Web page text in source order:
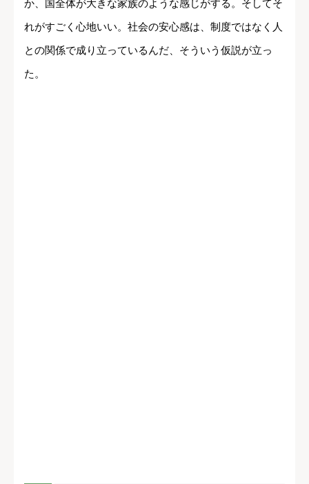
か、国全体が大きな家族のような感じがする。そしてそ
れがすごく心地いい。社会の安心感は、制度ではなく人
との関係で成り立っているんだ、そういう仮説が立っ
た。